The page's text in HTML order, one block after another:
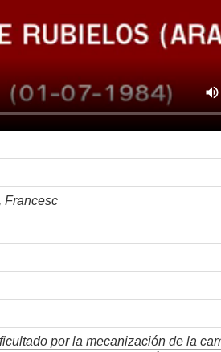
Francesc
por la mecanización de la